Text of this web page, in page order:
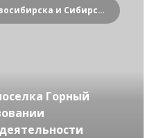
Криминальные новости Новосибирска и Сибирского региона
Горный